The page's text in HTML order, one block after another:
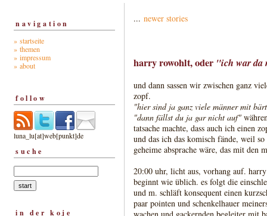
navigation
» startseite
» themen
» impressum
» about
follow
luna_lu[at]web[punkt]de
suche
in der koje
... newer stories
harry rowohlt, oder "ich war da
und dann sassen wir zwischen ganz
zopf.
"hier sind ja ganz viele männer mit
"dann fällst du ja gar nicht auf"
tatsache machte, dass auch ich einen
und das ich das komisch fände, weil
geheime absprache wäre, das mit
20:00 uhr, licht aus, vorhang auf.
beginnt wie üblich. es folgt die
und m. schläft konsequent einen
paar pointen und schenkelhauer